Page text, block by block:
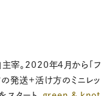
」主宰。2020年４ 月から「
の発送+活け方のミニレ